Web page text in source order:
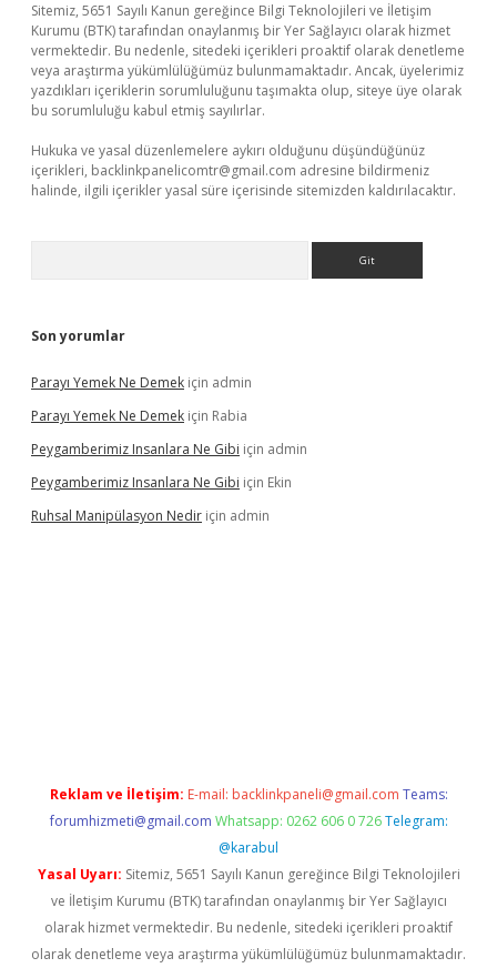
Sitemiz, 5651 Sayılı Kanun gereğince Bilgi Teknolojileri ve İletişim
Kurumu (BTK) tarafından onaylanmış bir Yer Sağlayıcı olarak hizmet
vermektedir. Bu nedenle, sitedeki içerikleri proaktif olarak denetleme
veya araştırma yükümlülüğümüz bulunmamaktadır. Ancak, üyelerimiz
yazdıkları içeriklerin sorumluluğunu taşımakta olup, siteye üye olarak
bu sorumluluğu kabul etmiş sayılırlar.
Hukuka ve yasal düzenlemelere aykırı olduğunu düşündüğünüz
içerikleri, backlinkpanelicomtr@gmail.com adresine bildirmeniz
halinde, ilgili içerikler yasal süre içerisinde sitemizden kaldırılacaktır.
Son yorumlar
Parayı Yemek Ne Demek için admin
Parayı Yemek Ne Demek için Rabia
Peygamberimiz Insanlara Ne Gibi için admin
Peygamberimiz Insanlara Ne Gibi için Ekin
Ruhsal Manipülasyon Nedir için admin
Reklam ve İletişim: E-mail: backlinkpaneli@gmail.com Teams:
forumhizmeti@gmail.com Whatsapp: 0262 606 0 726 Telegram:
@karabul
Yasal Uyarı: Sitemiz, 5651 Sayılı Kanun gereğince Bilgi Teknolojileri
ve İletişim Kurumu (BTK) tarafından onaylanmış bir Yer Sağlayıcı
olarak hizmet vermektedir. Bu nedenle, sitedeki içerikleri proaktif
olarak denetleme veya araştırma yükümlülüğümüz bulunmamaktadır.